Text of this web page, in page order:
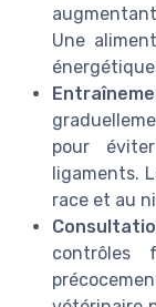
Une
pour
ligaments.
race et au
contrôles